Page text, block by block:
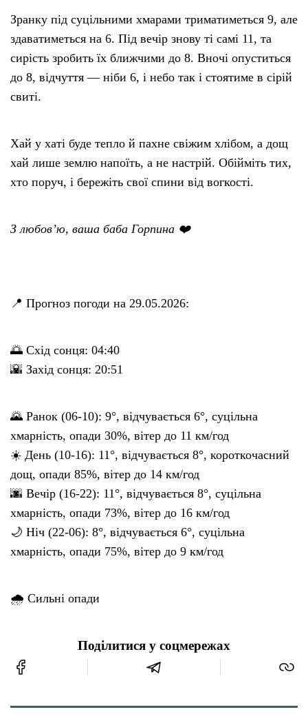
Зранку під суцільними хмарами триматиметься 9, але
здаватиметься на 6. Під вечір знову ті самі 11, та
сирість зробить їх ближчими до 8. Вночі опуститься
до 8, відчуття — ніби 6, і небо так і стоятиме в сірій
свиті.
Хай у хаті буде тепло й пахне свіжим хлібом, а дощ
хай лише землю напоїть, а не настрій. Обійміть тих,
хто поруч, і бережіть свої спини від вогкості.
З любов’ю, ваша баба Горпина ❤️
📍 Прогноз погоди на 29.05.2026:
🌅 Схід сонця: 04:40
🌇 Захід сонця: 20:51
🌄 Ранок (06-10): 9°, відчувається 6°, суцільна
хмарність, опади 30%, вітер до 11 км/год
☀️ День (10-16): 11°, відчувається 8°, короткочасний
дощ, опади 85%, вітер до 14 км/год
🌆 Вечір (16-22): 11°, відчувається 8°, суцільна
хмарність, опади 73%, вітер до 16 км/год
🌙 Ніч (22-06): 8°, відчувається 6°, суцільна
хмарність, опади 75%, вітер до 9 км/год
🌧 Сильні опади
Поділитися у соцмережах